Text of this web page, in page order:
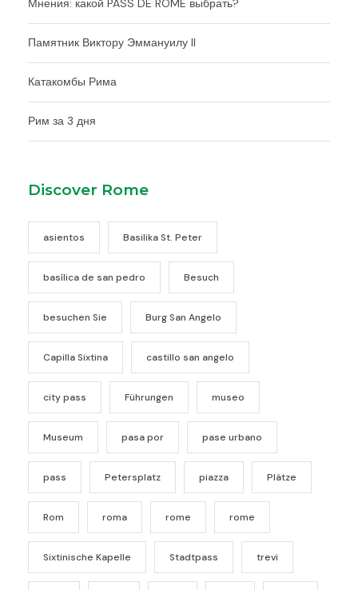
Мнения: какой PASS DE ROME выбрать?
Памятник Виктору Эммануилу II
Катакомбы Рима
Рим за 3 дня
Discover Rome
asientos Basilika St. Peter
basílica de san pedro Besuch
besuchen Sie Burg San Angelo
Capilla Sixtina castillo san angelo
city pass Führungen museo
Museum pasa por pase urbano
pass Petersplatz piazza Plätze
Rom roma rome rome
Sixtinische Kapelle Stadtpass trevi